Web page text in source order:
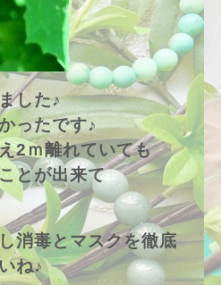
した♪
ったです♪
2ｍ離れていても
とが出来て
消毒とマスクを徹底
ね♪